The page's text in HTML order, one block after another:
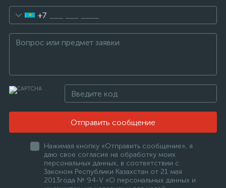
+7
Отправить сообщение
Нажимая кнопку «Отправить сообщение», я
даю свое согласие на обработку моих
персональных данных, в соответствии с
Законом Республики Казахстан от 21 мая
2013года № 94-V «О персональных данных и